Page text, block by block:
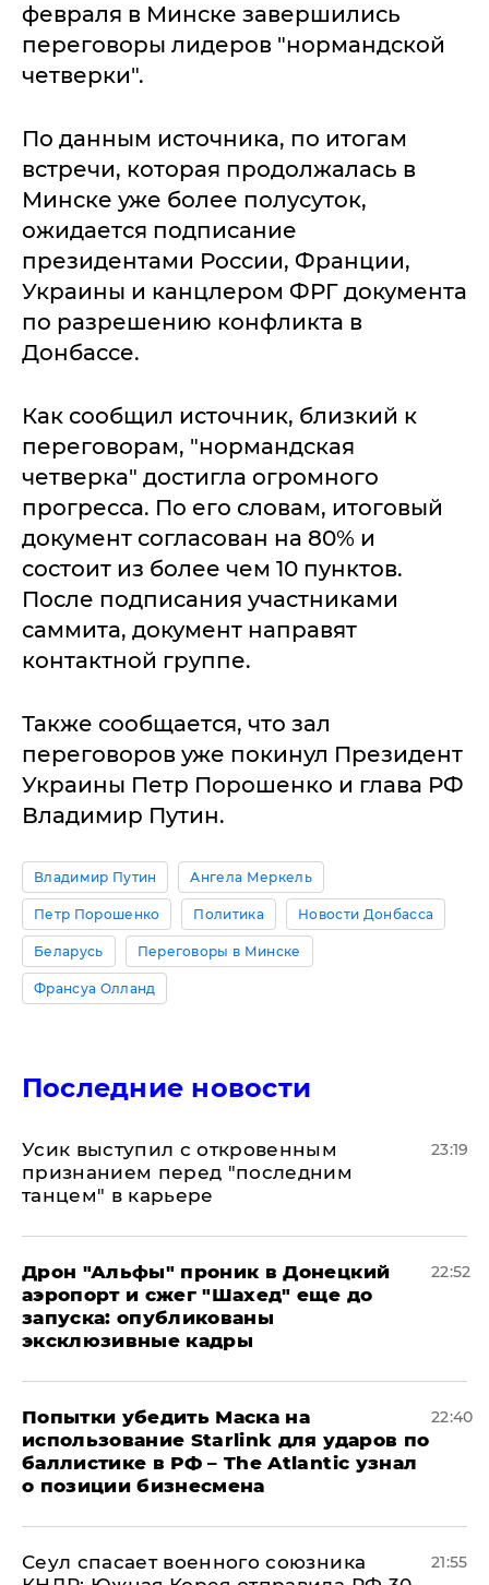
февраля в Минске завершились
переговоры лидеров "нормандской
четверки".
По данным источника, по итогам
встречи, которая продолжалась в
Минске уже более полусуток,
ожидается подписание
президентами России, Франции,
Украины и канцлером ФРГ документа
по разрешению конфликта в
Донбассе.
Как сообщил источник, близкий к
переговорам, "нормандская
четверка" достигла огромного
прогресса. По его словам, итоговый
документ согласован на 80% и
состоит из более чем 10 пунктов.
После подписания участниками
саммита, документ направят
контактной группе.
Также сообщается, что зал
переговоров уже покинул Президент
Украины Петр Порошенко и глава РФ
Владимир Путин.
Владимир Путин Ангела Меркель
Петр Порошенко Политика Новости Донбасса
Беларусь Переговоры в Минске
Франсуа Олланд
Последние новости
Усик выступил с откровенным
признанием перед "последним
танцем" в карьере
23:19
Дрон "Альфы" проник в Донецкий
аэропорт и сжег "Шахед" еще до
запуска: опубликованы
эксклюзивные кадры
22:52
Попытки убедить Маска на
использование Starlink для ударов по
баллистике в РФ – The Atlantic узнал
о позиции бизнесмена
22:40
​Сеул спасает военного союзника
21:55